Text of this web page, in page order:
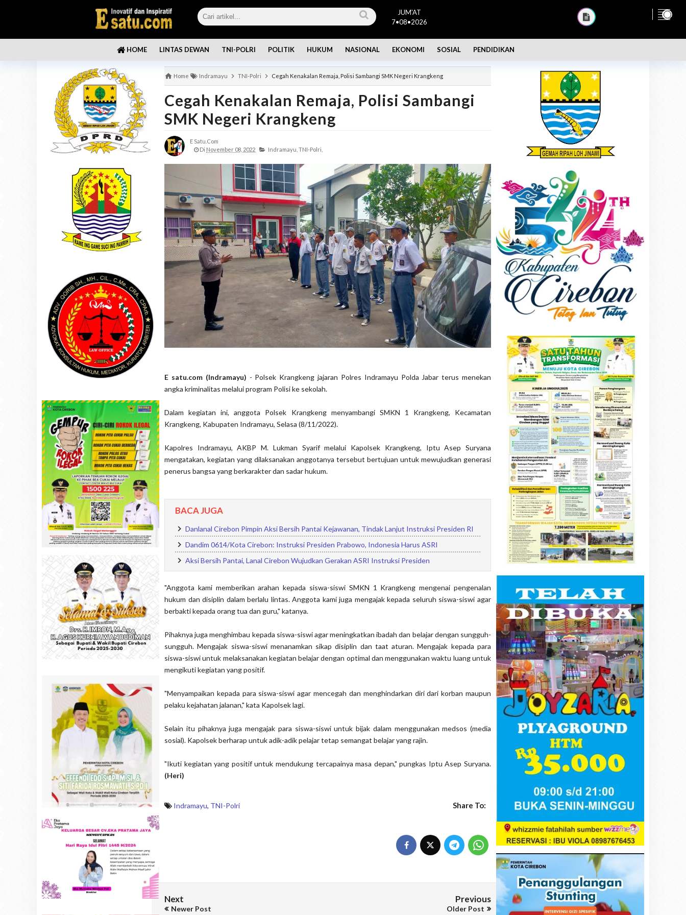
JUM'AT
7•08•2026
HOME LINTAS DEWAN TNI-POLRI POLITIK HUKUM NASIONAL EKONOMI SOSIAL PENDIDIKAN
Home Indramayu TNI-Polri Cegah Kenakalan Remaja, Polisi Sambangi SMK Negeri Krangkeng
Cegah Kenakalan Remaja, Polisi Sambangi
SMK Negeri Krangkeng
E Satu.com
Di November 08, 2022 Indramayu, TNI-Polri,
E satu.com (Indramayu) - Polsek Krangkeng jajaran Polres Indramayu Polda Jabar terus menekan
angka kriminalitas melalui program Polisi ke sekolah.
Dalam kegiatan ini, anggota Polsek Krangkeng menyambangi SMKN 1 Krangkeng, Kecamatan
Krangkeng, Kabupaten Indramayu, Selasa (8/11/2022).
Kapolres Indramayu, AKBP M. Lukman Syarif melalui Kapolsek Krangkeng, Iptu Asep Suryana
mengatakan, kegiatan yang dilaksanakan anggotanya tersebut bertujuan untuk mewujudkan generasi
penerus bangsa yang berkarakter dan sadar hukum.
BACA JUGA
Danlanal Cirebon Pimpin Aksi Bersih Pantai Kejawanan, Tindak Lanjut Instruksi Presiden RI
Dandim 0614/Kota Cirebon: Instruksi Presiden Prabowo, Indonesia Harus ASRI
Aksi Bersih Pantai, Lanal Cirebon Wujudkan Gerakan ASRI Instruksi Presiden
"Anggota kami memberikan arahan kepada siswa-siswi SMKN 1 Krangkeng mengenai pengenalan
hukum dan disiplin dalam berlalu lintas. Anggota kami juga mengajak kepada seluruh siswa-siswi agar
berbakti kepada orang tua dan guru," katanya.
Pihaknya juga menghimbau kepada siswa-siswi agar meningkatkan ibadah dan belajar dengan sungguh-
sungguh. Mengajak siswa-siswi menanamkan sikap disiplin dan taat aturan. Mengajak kepada para
siswa-siswi untuk melaksanakan kegiatan belajar dengan optimal dan menggunakan waktu luang untuk
mengikuti kegiatan yang positif.
"Menyampaikan kepada para siswa-siswi agar mencegah dan menghindarkan diri dari korban maupun
pelaku kejahatan jalanan," kata Kapolsek lagi.
Selain itu pihaknya juga mengajak para siswa-siswi untuk bijak dalam menggunakan medsos (media
sosial). Kapolsek berharap untuk adik-adik pelajar tetap semangat belajar yang rajin.
"Ikuti kegiatan yang positif untuk mendukung tercapainya masa depan," pungkas Iptu Asep Suryana.
(Heri)
Indramayu, TNI-Polri Share To:
Next
Newer Post
Previous
Older Post